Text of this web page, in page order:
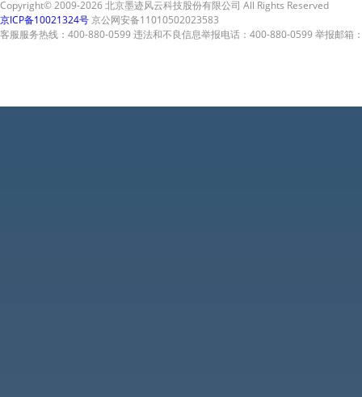
Copyright© 2009-2026 北京墨迹风云科技股份有限公司 All Rights Reserved
京ICP备10021324号京公网安备11010502023583
客服服务热线：400-880-0599 违法和不良信息举报电话：400-880-0599 举报邮箱